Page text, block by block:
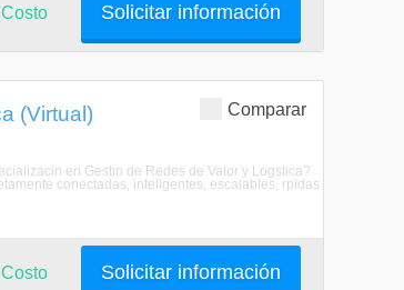
Solicitar información
Comparar
(Virtual)
en Gestin de Redes de Valor y Logstica?
conectadas, inteligentes, escalables, rpidas
Solicitar información